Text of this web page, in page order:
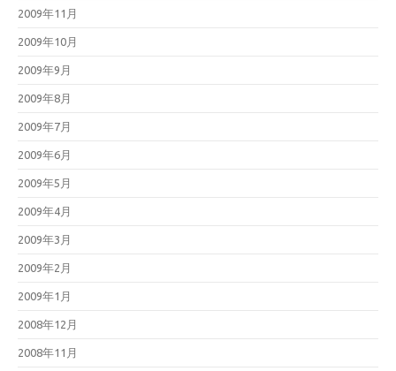
2009年11月
2009年10月
2009年9月
2009年8月
2009年7月
2009年6月
2009年5月
2009年4月
2009年3月
2009年2月
2009年1月
2008年12月
2008年11月